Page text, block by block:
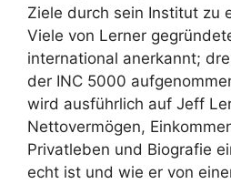
Ziele durch sein Institut zu
Viele von Lerner
international anerkannt;
der INC 5000
wird ausführlich auf Jeff
Nettovermögen,
Privatleben und Biografie
echt ist und wie er von